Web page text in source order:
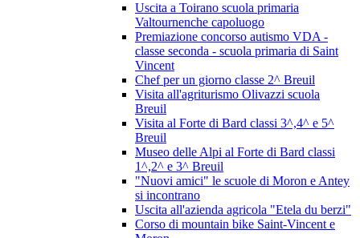
Uscita a Toirano scuola primaria
Valtournenche capoluogo
Premiazione concorso autismo VDA -
classe seconda - scuola primaria di Saint
Vincent
Chef per un giorno classe 2^ Breuil
Visita all'agriturismo Olivazzi scuola
Breuil
Visita al Forte di Bard classi 3^,4^ e 5^
Breuil
Museo delle Alpi al Forte di Bard classi
1^,2^ e 3^ Breuil
"Nuovi amici" le scuole di Moron e Antey
si incontrano
Uscita all'azienda agricola "Etela du berzi"
Corso di mountain bike Saint-Vincent e